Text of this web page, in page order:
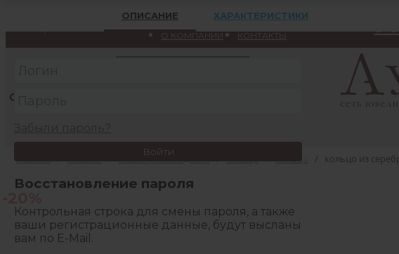
О КОМПАНИИ КОНТАКТЫ
Главная / Каталог / Ювелирные изделия / Кольца / Кольца / кольцо из
ОПИСАНИЕ ХАРАКТЕРИСТИКИ
Регистрация
Войти
Восстановление пароля
Контрольная строка для смены пароля, а также
ваши регистрационные данные, будут высланы
вам по E-Mail.